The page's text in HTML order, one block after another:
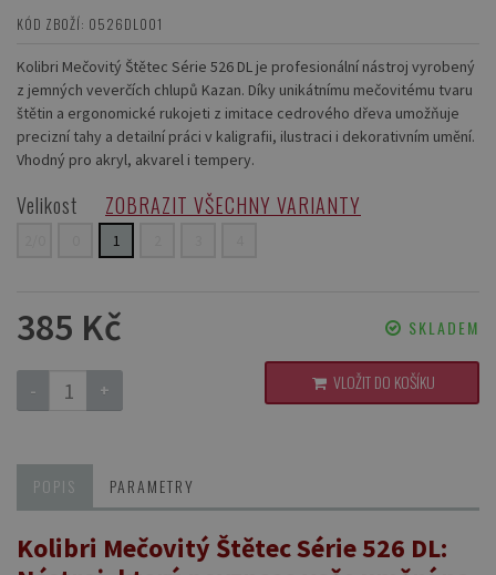
KÓD ZBOŽÍ: 0526DL001
Kolibri Mečovitý Štětec Série 526 DL je profesionální nástroj vyrobený
z jemných veverčích chlupů Kazan. Díky unikátnímu mečovitému tvaru
štětin a ergonomické rukojeti z imitace cedrového dřeva umožňuje
precizní tahy a detailní práci v kaligrafii, ilustraci i dekorativním umění.
Vhodný pro akryl, akvarel i tempery.
Velikost ZOBRAZIT VŠECHNY VARIANTY
1
385 Kč SKLADEM
- + VLOŽIT DO KOŠÍKU
POPIS PARAMETRY
Kolibri Mečovitý Štětec Série 526 DL: